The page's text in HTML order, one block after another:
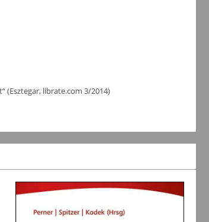
(Esztegar, librate.com 3/2014)